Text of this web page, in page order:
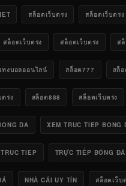
สล็อตเว็บตรง สล็อตเว็บตรง
สล็อตเว็บตรง สล็อตเว็บตรง ส
ทงบอลออนไลน์ สล็อต777 สล็
ตรง สล็อต888 สล็อตเว็บตรง
DA XEM TRUC TIEP BONG
TIEP TRỰC TIẾP BÓNG ĐÁ
NHÀ CÁI UY TÍN สล็อตเว็บ